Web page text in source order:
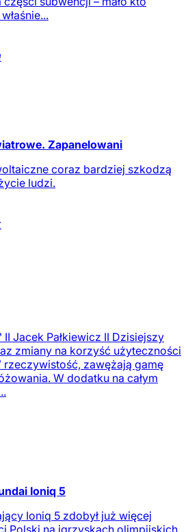
Zapanelowani
coraz bardziej szkodzą
ludzi.
Jacek Pałkiewicz II Dzisiejszy
zmiany na korzyść użyteczności
rzeczywistość, zawężają gamę
W dodatku na całym
Ioniq 5
Ioniq 5 zdobył już więcej
Polski na igrzyskach olimpijskich